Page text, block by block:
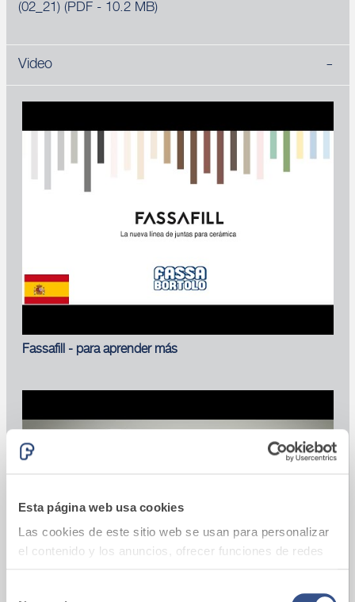
Esta página web usa cookies
Las cookies de este sitio web se usan para personalizar
el contenido y los anuncios, ofrecer funciones de redes
(02_21) (PDF - 10.2 MB)
Video
Fassafill - para aprender más